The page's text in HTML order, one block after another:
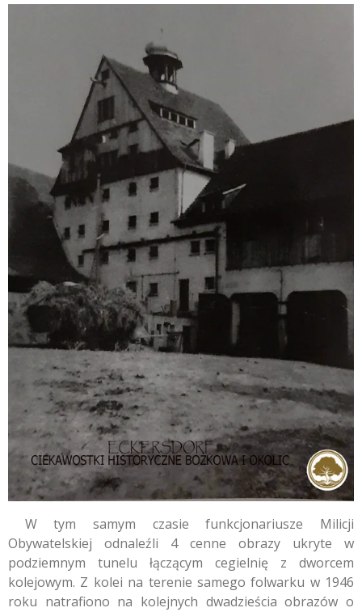
W tym samym czasie funkcjonariusze Milicji
Obywatelskiej odnaleźli 4 cenne obrazy ukryte w
podziemnym tunelu łączącym cegielnię z dworcem
kolejowym. Z kolei na terenie samego folwarku w 1946
roku natrafiono na kolejnych dwadzieścia obrazów o